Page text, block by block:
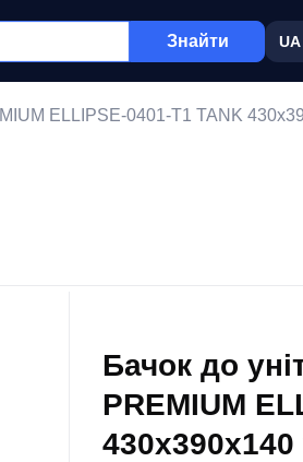
Знайти UA
ELLIPSE-0401-T1 TANK
Бачок до
PREMIUM
430x390x140